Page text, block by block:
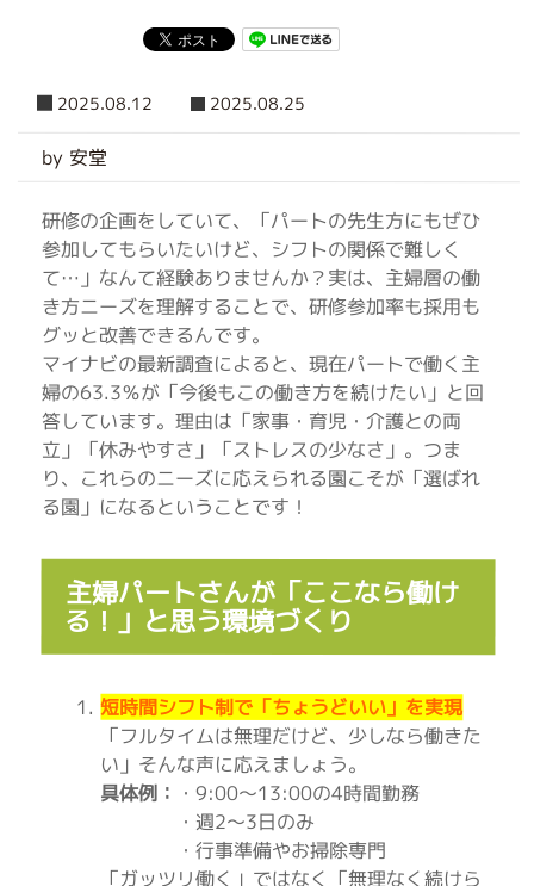
2025.08.12 2025.08.25
by 安堂
研修の企画をしていて、「パートの先生方にもぜひ
参加してもらいたいけど、シフトの関係で難しく
て…」なんて経験ありませんか？実は、主婦層の働
き方ニーズを理解することで、研修参加率も採用も
グッと改善できるんです。
マイナビの最新調査によると、現在パートで働く主
婦の63.3％が「今後もこの働き方を続けたい」と回
答しています。理由は「家事・育児・介護との両
立」「休みやすさ」「ストレスの少なさ」。つま
り、これらのニーズに応えられる園こそが「選ばれ
る園」になるということです！
主婦パートさんが「ここなら働け
る！」と思う環境づくり
短時間シフト制で「ちょうどいい」を実現
「フルタイムは無理だけど、少しなら働きた
い」そんな声に応えましょう。
具体例： ・9:00〜13:00の4時間勤務
・週2〜3日のみ
・行事準備やお掃除専門
「ガッツリ働く」ではなく「無理なく続けら